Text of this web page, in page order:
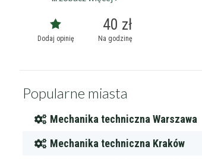
Dodaj opinię
40 zł
Na godzinę
Popularne miasta
Mechanika techniczna Warszawa
Mechanika techniczna Kraków